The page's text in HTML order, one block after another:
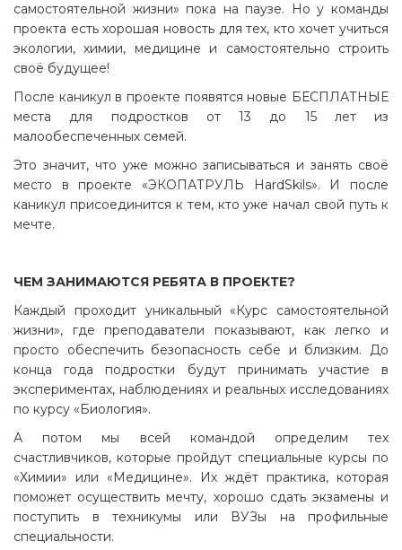
самостоятельной жизни» пока на паузе. Но у команды
проекта есть хорошая новость для тех, кто хочет учиться
экологии, химии, медицине и самостоятельно строить
своё будущее!
После каникул в проекте появятся новые БЕСПЛАТНЫЕ
места для подростков от 13 до 15 лет из
малообеспеченных семей.
Это значит, что уже можно записываться и занять своё
место в проекте «ЭКОПАТРУЛЬ HardSkils». И после
каникул присоединится к тем, кто уже начал свой путь к
мечте.
ЧЕМ ЗАНИМАЮТСЯ РЕБЯТА В ПРОЕКТЕ?
Каждый проходит уникальный «Курс самостоятельной
жизни», где преподаватели показывают, как легко и
просто обеспечить безопасность себе и близким. До
конца года подростки будут принимать участие в
экспериментах, наблюдениях и реальных исследованиях
по курсу «Биология».
А потом мы всей командой определим тех
счастливчиков, которые пройдут специальные курсы по
«Химии» или «Медицине». Их ждёт практика, которая
поможет осуществить мечту, хорошо сдать экзамены и
поступить в техникумы или ВУЗы на профильные
специальности.